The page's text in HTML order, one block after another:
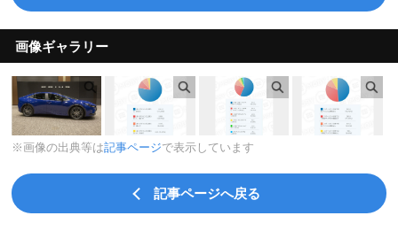
画像ギャラリー
※画像の出典等は記事ページで表示しています
記事ページへ戻る